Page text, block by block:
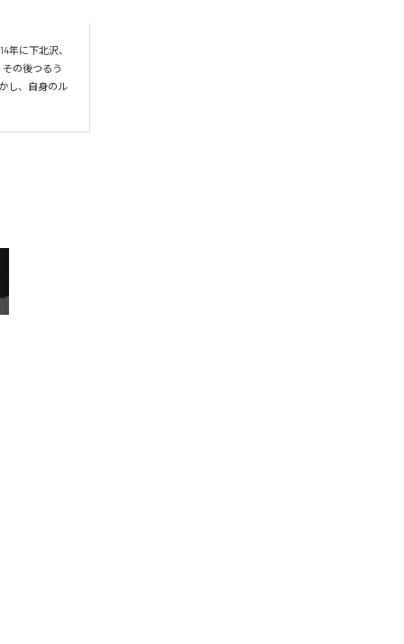
年に下北沢、
の後つるう
し、自身のル